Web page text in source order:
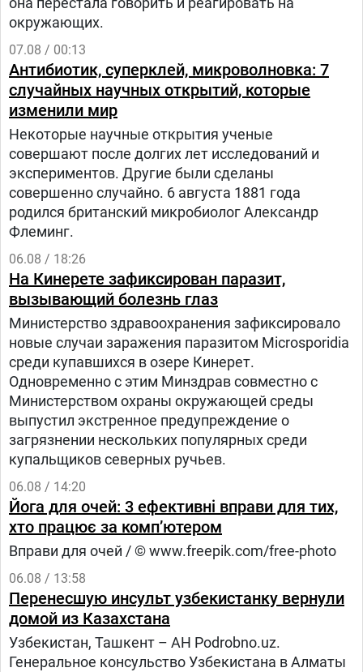
окружающих.
07.08 / 00:13
Антибиотик, суперклей, микроволновка: 7
случайных научных открытий, которые
изменили мир
Некоторые научные открытия ученые
совершают после долгих лет исследований и
экспериментов. Другие были сделаны
совершенно случайно. 6 августа 1881 года
родился британский микробиолог Александр
Флеминг.
06.08 / 18:26
На Кинерете зафиксирован паразит,
вызывающий болезнь глаз
Министерство здравоохранения зафиксировало
новые случаи заражения паразитом Microsporidia
среди купавшихся в озере Кинерет.
Одновременно с этим Минздрав совместно с
Министерством охраны окружающей среды
выпустил экстренное предупреждение о
загрязнении нескольких популярных среди
купальщиков северных ручьев.
06.08 / 14:20
Йога для очей: 3 ефективні вправи для тих,
хто працює за комп’ютером
Вправи для очей / © www.freepik.com/free-photo
06.08 / 13:58
Перенесшую инсульт узбекистанку вернули
домой из Казахстана
Узбекистан, Ташкент – АН Podrobno.uz.
Генеральное консульство Узбекистана в Алматы